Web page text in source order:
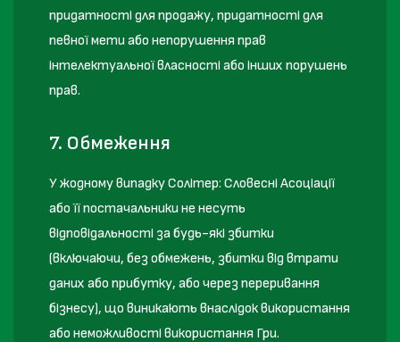
придатності для продажу, придатності для
певної мети або непорушення прав
інтелектуальної власності або інших порушень
прав.
7. Обмеження
У жодному випадку Солітер: Словесні Асоціації
або її постачальники не несуть
відповідальності за будь-які збитки
(включаючи, без обмежень, збитки від втрати
даних або прибутку, або через переривання
бізнесу), що виникають внаслідок використання
або неможливості використання Гри.